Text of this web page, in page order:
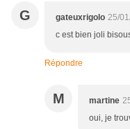
G gateuxrigolo 25/
c est bien joli
Répondre
M martine
oui, je